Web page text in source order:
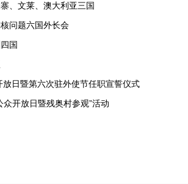
、文莱、澳大利亚三国
问题六国外长会
国
日暨第六次驻外使节任职宣誓仪式
众开放日暨残奥村参观”活动